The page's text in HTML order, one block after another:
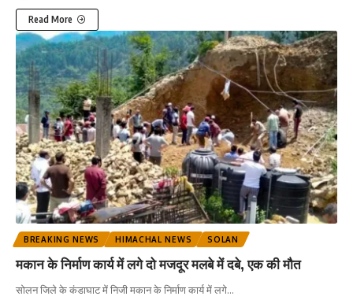
Read More
BREAKING NEWS HIMACHAL NEWS SOLAN
मकान के निर्माण कार्य में लगे दो मजदूर मलबे में दबे, एक की मौत
सोलन जिले के कंडाघाट में निजी मकान के निर्माण कार्य में लगे…